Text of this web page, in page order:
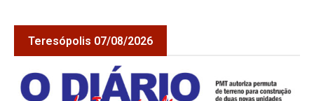
Teresópolis 07/08/2026